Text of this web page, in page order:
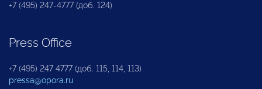
+7 (495) 247-4777 (доб. 124)
Press Office
+7 (495) 247 4777 (доб. 115, 114, 113)
pressa@opora.ru